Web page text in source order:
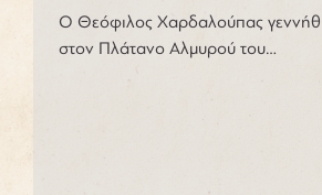
Ο Θεόφιλος Χαρδαλούπας
στον Πλάτανο Αλμυρού του…